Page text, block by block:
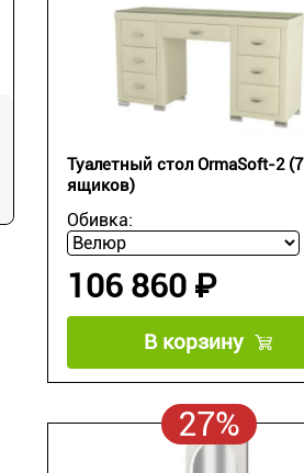
Туалетный стол OrmaSoft-2 (7
ящиков)
Обивка:
106 860 ₽
В корзину
27%